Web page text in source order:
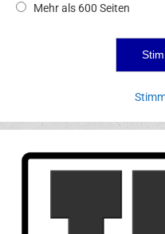
Mehr als 600 Seiten